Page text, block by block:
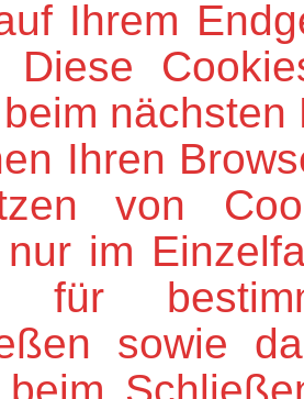
Ihrem
Diese
Ihren
von
im
für
sowie